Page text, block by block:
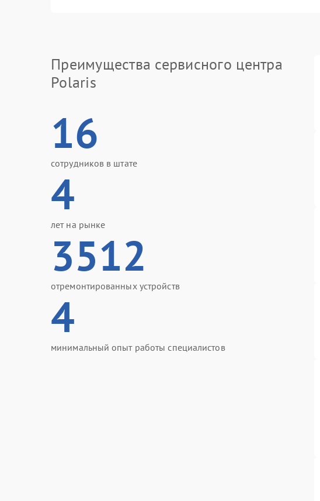
Преимущества сервисного центра
Polaris
16
сотрудников в штате
4
лет на рынке
3512
отремонтированных устройств
4
минимальный опыт работы специалистов